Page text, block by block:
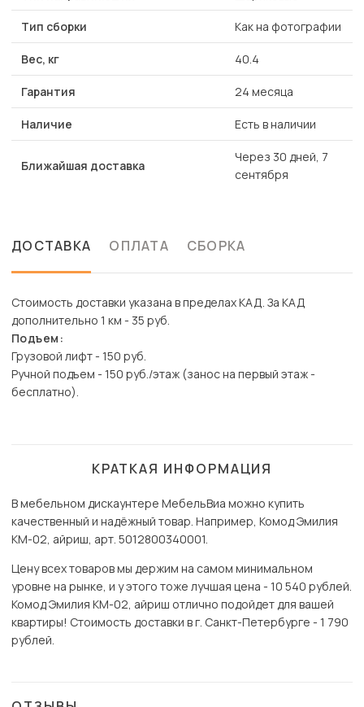
Тип сборки Как на фотографии
Вес, кг 40.4
Гарантия 24 месяца
Наличие Есть в наличии
Ближайшая доставка
Через 30 дней, 7
сентября
ДОСТАВКА ОПЛАТА СБОРКА
Стоимость доставки указана в пределах КАД. За КАД
дополнительно 1 км - 35 руб.
Подъем:
Грузовой лифт - 150 руб.
Ручной подъем - 150 руб./этаж (занос на первый этаж -
бесплатно).
КРАТКАЯ ИНФОРМАЦИЯ
В мебельном дискаунтере МебельВиа можно купить
качественный и надёжный товар. Например, Комод Эмилия
КМ-02, айриш, арт. 5012800340001.
Цену всех товаров мы держим на самом минимальном
уровне на рынке, и у этого тоже лучшая цена - 10 540 рублей.
Комод Эмилия КМ-02, айриш отлично подойдет для вашей
квартиры! Стоимость доставки в г. Санкт-Петербурге - 1 790
рублей.